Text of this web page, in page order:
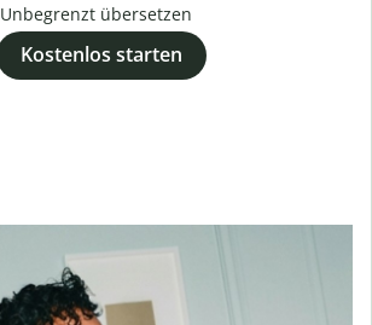
Unbegrenzt übersetzen
Kostenlos starten